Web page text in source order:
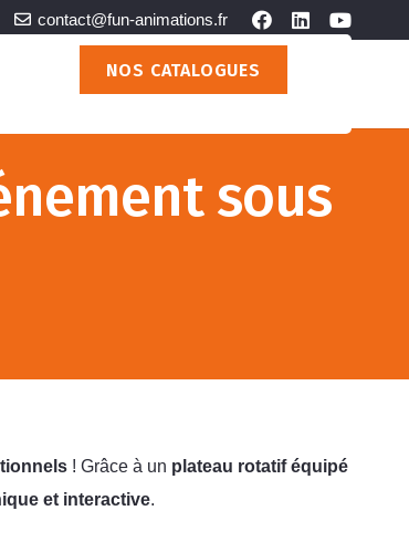
contact@fun-animations.fr
NOS CATALOGUES
sous
! Grâce à un plateau rotatif équipé
et interactive.